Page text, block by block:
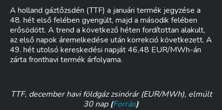
A holland gáztőzsdén (TTF) a januári termék jegyzése a
48. hét első felében gyengült, majd a második felében
erősödött. A trend a következő héten fordítottan alakult,
az első napok áremelkedése után korrekció következett. A
49. hét utolsó kereskedési napját 46,48 EUR/MWh-án
zárta fronthavi termék árfolyama.
TTF, december havi földgáz zsinórár (EUR/MWh), elmúlt
30 nap (Forrás)